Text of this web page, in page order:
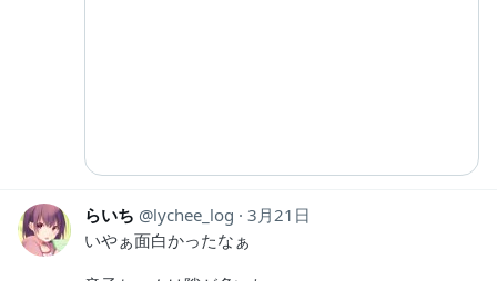
らいち lychee_log
3月21日
いやぁ面白かったなぁ